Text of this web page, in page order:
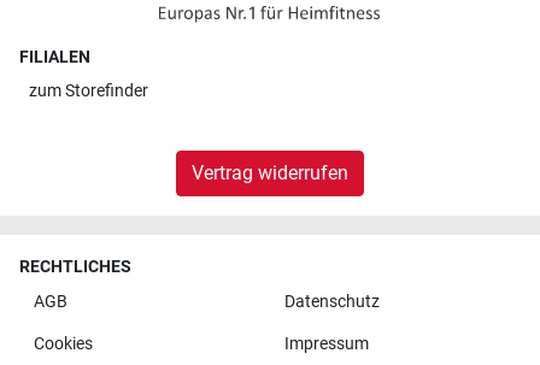
FILIALEN
zumStorefinder
Vertrag widerrufen
RECHTLICHES
AGB
Datenschutz
Cookies Impressum